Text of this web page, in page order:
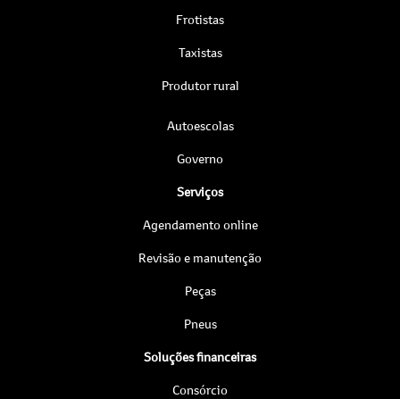
Frotistas
Taxistas
Produtor rural
Autoescolas
Governo
Serviços
Agendamento online
Revisão e manutenção
Peças
Pneus
Soluções financeiras
Consórcio